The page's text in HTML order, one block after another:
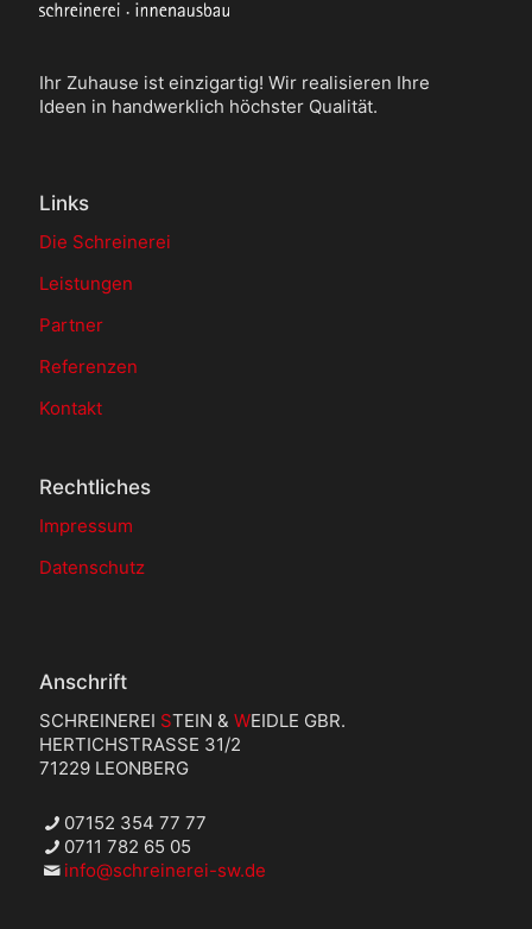
Ihr Zuhause ist einzigartig! Wir realisieren Ihre
Ideen in handwerklich höchster Qualität.
Links
Die Schreinerei
Leistungen
Partner
Referenzen
Kontakt
Rechtliches
Impressum
Datenschutz
Anschrift
SCHREINEREI STEIN & WEIDLE GBR.
HERTICHSTRASSE 31/2
71229 LEONBERG
07152 354 77 77
0711 782 65 05
info@schreinerei-sw.de